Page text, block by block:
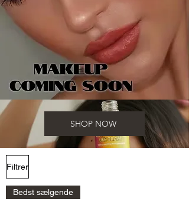
SHOP NOW
Filtrer
Bedst sælgende